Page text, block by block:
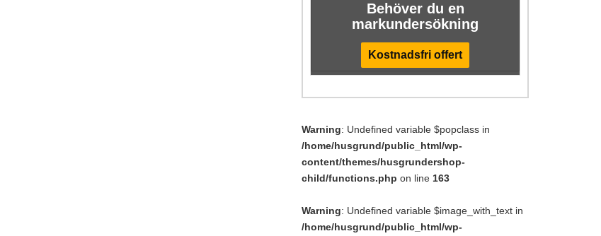
Behöver du en
markundersökning
Kostnadsfri offert
Warning: Undefined variable $popclass in
/home/husgrund/public_html/wp-
content/themes/husgrundershop-
child/functions.php on line 163
Warning: Undefined variable $image_with_text in
/home/husgrund/public_html/wp-